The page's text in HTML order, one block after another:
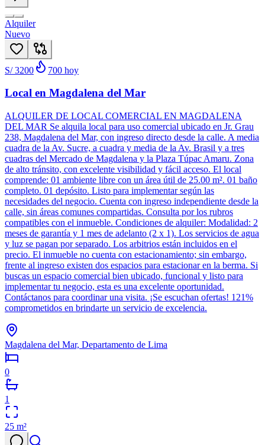
Alquiler
Nuevo
S/ 3200 700 hoy
Local en Magdalena del Mar
ALQUILER DE LOCAL COMERCIAL EN MAGDALENA
DEL MAR Se alquila local para uso comercial ubicado en Jr. Grau
238, Magdalena del Mar, con ingreso directo desde la calle. A media
cuadra de la Av. Sucre, a cuadra y media de la Av. Brasil y a tres
cuadras del Mercado de Magdalena y la Plaza Túpac Amaru. Zona
de alto tránsito, con excelente visibilidad y fácil acceso. El local
comprende: 01 ambiente libre con un área útil de 25.00 m². 01 baño
completo. 01 depósito. Listo para implementar según las
necesidades del negocio. Cuenta con ingreso independiente desde la
calle, sin áreas comunes compartidas. Consulta por los rubros
compatibles con el inmueble. Condiciones de alquiler: Modalidad: 2
meses de garantía y 1 mes de adelanto (2 x 1). Los servicios de agua
y luz se pagan por separado. Los arbitrios están incluidos en el
precio. El inmueble no cuenta con estacionamiento; sin embargo,
frente al ingreso existen dos espacios para estacionar en la berma. Si
buscas un espacio comercial bien ubicado, funcional y listo para
implementar tu negocio, esta es una excelente oportunidad.
Contáctanos para coordinar una visita. ¡Se escuchan ofertas! 121%
comprometidos en brindarte un servicio de excelencia.
Magdalena del Mar, Departamento de Lima
0
1
25 m²